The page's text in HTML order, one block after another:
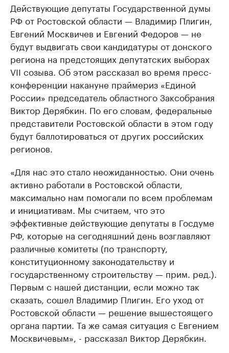
Действующие депутаты Государственной думы
РФ от Ростовской области — Владимир Плигин,
Евгений Москвичев и Евгений Федоров — не
будут выдвигать свои кандидатуры от донского
региона на предстоящих депутатских выборах
VII созыва. Об этом рассказал во время пресс-
конференции накануне праймериз «Единой
России» председатель областного Заксобрания
Виктор Дерябкин. По его словам, федеральные
представители Ростовской области в этом году
будут баллотироваться от других российских
регионов.
«Для нас это стало неожиданностью. Они очень
активно работали в Ростовской области,
максимально нам помогали по всем проблемам
и инициативам. Мы считаем, что это
эффективные действующие депутаты в Госдуме
РФ, которые на сегодняшний день возглавляют
различные комитеты (по транспорту,
конституционному законодательству и
государственному строительству — прим. ред.).
Первым с нашей дистанции, если можно так
сказать, сошел Владимир Плигин. Его уход от
Ростовской области — решение вышестоящего
органа партии. Та же самая ситуация с Евгением
Москвичевым», - рассказал Виктор Дерябкин.